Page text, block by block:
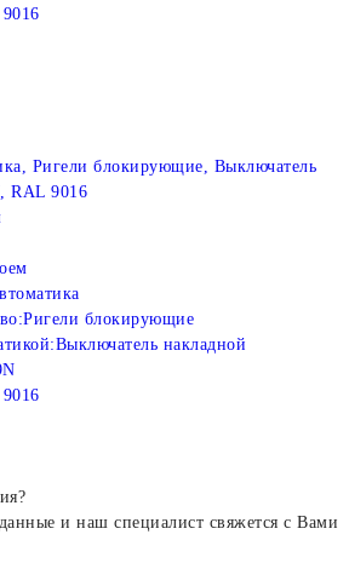
Ригели блокирующие, Выключатель
RAL 9016
Ригели блокирующие
Выключатель накладной
и наш специалист свяжется с Вами